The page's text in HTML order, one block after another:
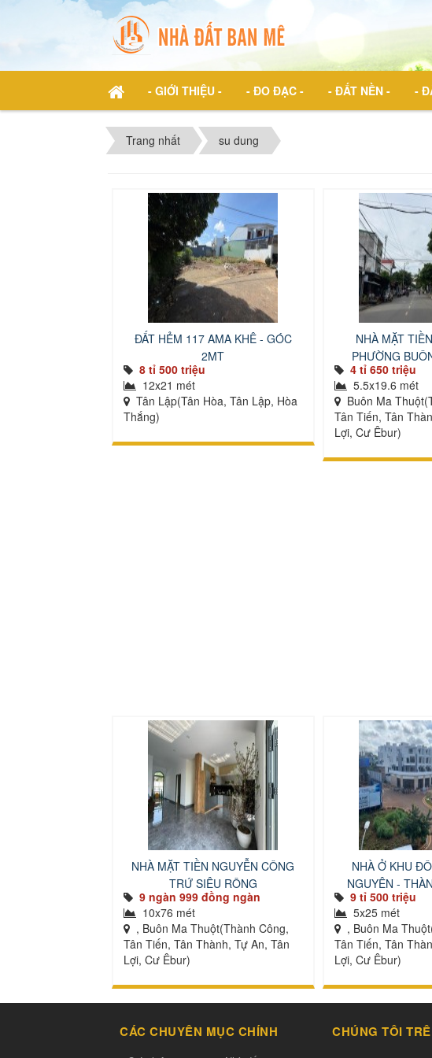
- GIỚI THIỆU - - ĐO ĐẠC - - ĐẤT NỀN - -
Trang nhất su dung
ĐẤT HẺM 117 AMA KHÊ - GÓC
2MT
8 tỉ 500 triệu
12x21 mét
Tân Lập(Tân Hòa, Tân Lập, Hòa
Thắng)
NHÀ MẶT
PHƯỜNG
4 tỉ 650 triệu
5.5x19.6 mét
Buôn Ma
Tân Tiến, Tân
Lợi, Cư Êbur)
NHÀ MẶT TIỀN NGUYỄN CÔNG
TRỨ SIÊU RỘNG
9 ngàn 999 đồng ngàn
10x76 mét
, Buôn Ma Thuột(Thành Công,
Tân Tiến, Tân Thành, Tự An, Tân
Lợi, Cư Êbur)
NHÀ Ở KHU
NGUYÊN -
9 tỉ 500 triệu
5x25 mét
, Buôn Ma
Tân Tiến, Tân
Lợi, Cư Êbur)
CÁC CHUYÊN MỤC CHÍNH CHÚNG TÔI